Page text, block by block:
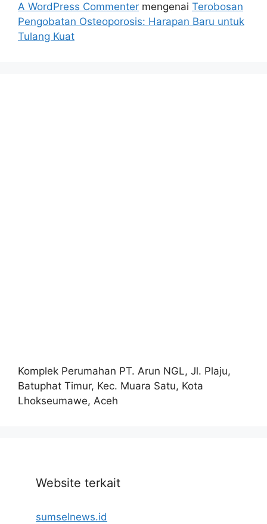
A WordPress Commenter mengenai Terobosan
Pengobatan Osteoporosis: Harapan Baru untuk
Tulang Kuat
Komplek Perumahan PT. Arun NGL, Jl. Plaju,
Batuphat Timur, Kec. Muara Satu, Kota
Lhokseumawe, Aceh
Website terkait
sumselnews.id